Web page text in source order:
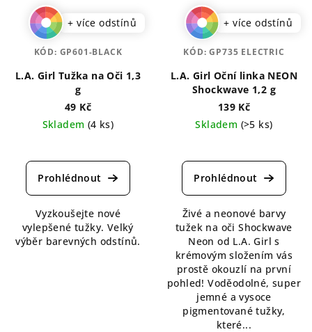
+ více odstínů
L.A. Girl Tužka na Oči 1,3
g
49 Kč
Skladem (4 ks)
hodnocení
produktu
z
5
hvězdiček.
Vyzkoušejte nové
vylepšené tužky. Velký
výběr barevných odstínů.
KÓD: GP601-BLACK
+ více odstínů
L.A. Girl Oční linka NEON
Shockwave 1,2 g
139 Kč
Skladem (>5 ks)
hodnocení
produktu
z
5
hvězdiček.
Živé a neonové barvy
tužek na oči Shockwave
Neon od L.A. Girl s
krémovým složením vás
prostě okouzlí na první
pohled! Voděodolné, super
jemné a vysoce
pigmentované tužky,
které...
KÓD:GP735 ELECTRIC